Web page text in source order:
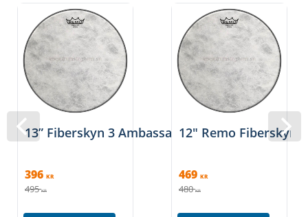
13” Fiberskyn 3 Ambassador, Remo
396 KR
495 KR
12" Remo Fiberskyn
469 KR
480 KR